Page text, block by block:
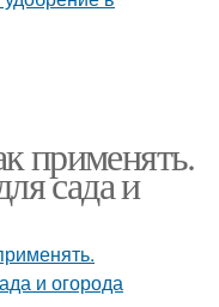
применять.
сада и